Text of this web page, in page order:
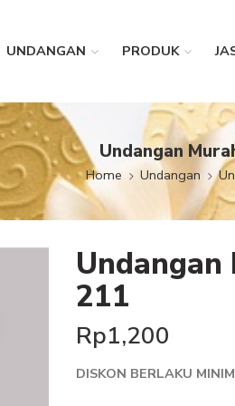
UNDANGAN PRODUK
Undangan
Home Undangan
Undangan
211
Rp1,200
DISKON BERLAKU